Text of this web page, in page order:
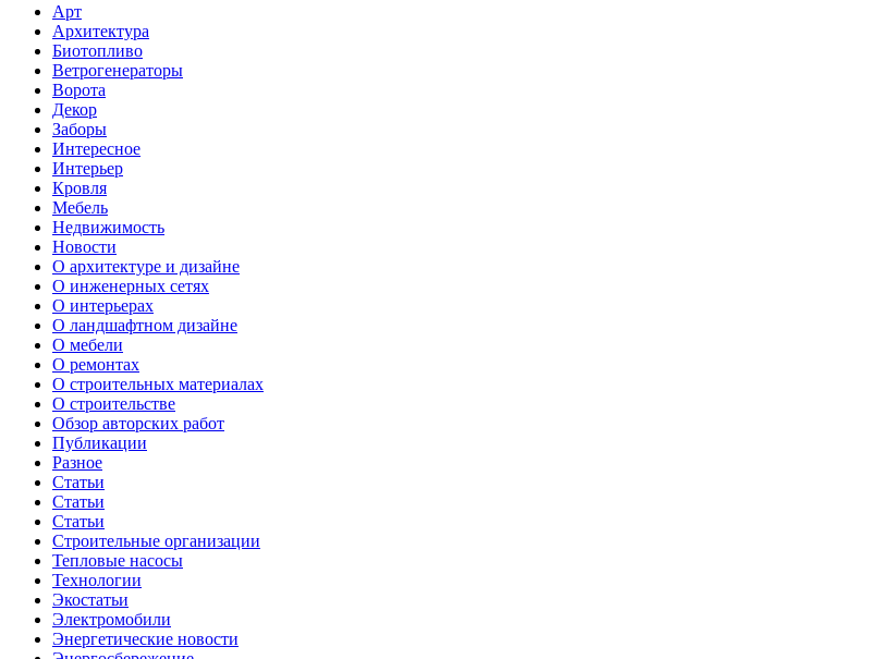
Арт
Архитектура
Биотопливо
Ветрогенераторы
Ворота
Декор
Заборы
Интересное
Интерьер
Кровля
Мебель
Недвижимость
Новости
О архитектуре и дизайне
О инженерных сетях
О интерьерах
О ландшафтном дизайне
О мебели
О ремонтах
О строительных материалах
О строительстве
Обзор авторских работ
Публикации
Разное
Статьи
Статьи
Статьи
Строительные организации
Тепловые насосы
Технологии
Экостатьи
Электромобили
Энергетические новости